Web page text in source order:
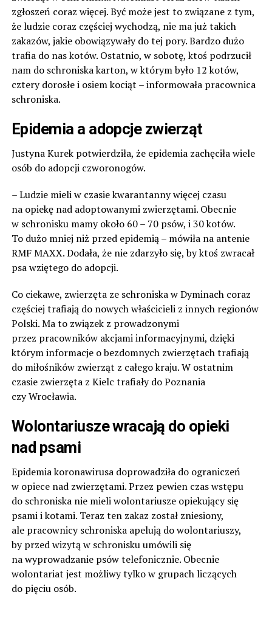
zgłoszeń coraz więcej. Być może jest to związane z tym,
że ludzie coraz częściej wychodzą, nie ma już takich
zakazów, jakie obowiązywały do tej pory. Bardzo dużo
trafia do nas kotów. Ostatnio, w sobotę, ktoś podrzucił
nam do schroniska karton, w którym było 12 kotów,
cztery dorosłe i osiem kociąt – informowała pracownica
schroniska.
Epidemia a adopcje zwierząt
Justyna Kurek potwierdziła, że epidemia zachęciła wiele
osób do adopcji czworonogów.
– Ludzie mieli w czasie kwarantanny więcej czasu
na opiekę nad adoptowanymi zwierzętami. Obecnie
w schronisku mamy około 60 – 70 psów, i 30 kotów.
To dużo mniej niż przed epidemią – mówiła na antenie
RMF MAXX. Dodała, że nie zdarzyło się, by ktoś zwracał
psa wziętego do adopcji.
Co ciekawe, zwierzęta ze schroniska w Dyminach coraz
częściej trafiają do nowych właścicieli z innych regionów
Polski. Ma to związek z prowadzonymi
przez pracowników akcjami informacyjnymi, dzięki
którym informacje o bezdomnych zwierzętach trafiają
do miłośników zwierząt z całego kraju. W ostatnim
czasie zwierzęta z Kielc trafiały do Poznania
czy Wrocławia.
Wolontariusze wracają do opieki
nad psami
Epidemia koronawirusa doprowadziła do ograniczeń
w opiece nad zwierzętami. Przez pewien czas wstępu
do schroniska nie mieli wolontariusze opiekujący się
psami i kotami. Teraz ten zakaz został zniesiony,
ale pracownicy schroniska apelują do wolontariuszy,
by przed wizytą w schronisku umówili się
na wyprowadzanie psów telefonicznie. Obecnie
wolontariat jest możliwy tylko w grupach liczących
do pięciu osób.